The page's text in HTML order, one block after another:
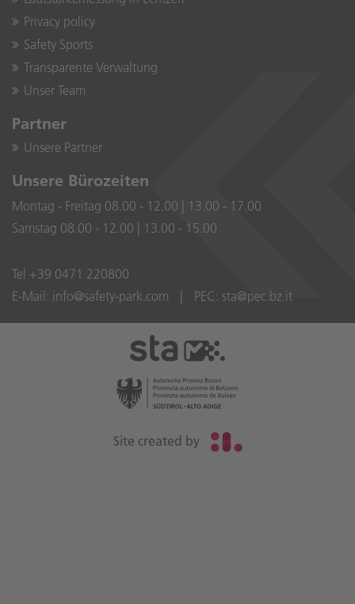
Privacy policy
Safety Sports
Transparente Verwaltung
Unser Team
Partner
Unsere Partner
Unsere Bürozeiten
Montag - Freitag 08.00 - 12.00 | 13.00 - 17.00
Samstag 08.00 - 12.00 | 13.00 - 15.00
Tel +39 0471 220800
E-Mail: info@safety-park.com PEC: sta@pec.bz.it
Site created by